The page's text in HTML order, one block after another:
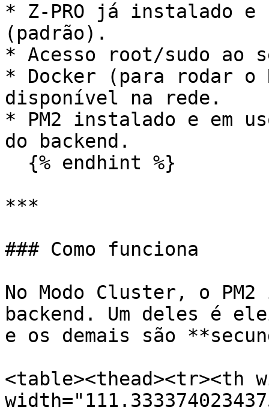
* Z-PRO já instalado e
(padrão).
* Acesso root/sudo ao
* Docker (para rodar o
disponível na rede.
* PM2 instalado e em
do backend.
***
### Como funciona
No Modo Cluster, o
backend. Um deles é
e os demais são
<table><thead><tr><th